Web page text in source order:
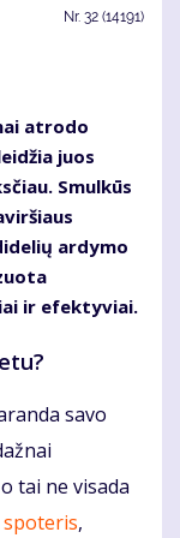
Nr. 32 (14191)
atrodo
juos
Smulkūs
ardymo
ir efektyviai.
savo
tai ne visada
spoteris,